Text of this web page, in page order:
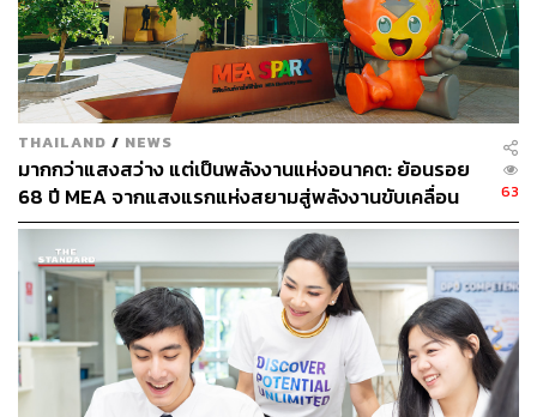
“ตลาดไทยมีความสำคัญที่สุดในภูมิภาคเอเชียตะวันออกเฉียง
ใต้ โดยเฉพาะแนวโน้มคอนเซปต์ด้านความงามของคนไทย
คล้ายคนเกาหลีมาก ตอนนี้ประเทศเกาหลีถือเป็น Hub ด้าน
ความงามของเอเชียไปแล้ว ดังนั้นประเทศไทยน่าจะเป็น Hub
ของเอเชียตะวันออกเฉียงใต้ได้ โดยยึดแนวทางเดียวกันใน
การพัฒนาตลาดเหมือนที่ประเทศเกาหลีเคยทำสำเร็จ
“นอกจากนั้นผมมองว่า แพทย์ไทยมีความเชี่ยวชาญอย่างมาก
ทั้งด้านเทคนิคและเรื่องของกายวิภาค เมื่อดูจากผลสำเร็จที่เอ
สเทค ฟาร์มา ทำให้แบรนด์สารลดเลือนริ้วรอย Aestox ขึ้น
อันดับ 1 ในตลาดได้อย่างรวดเร็ว ทำให้เชื่อมั่นว่า เอสเทค
ฟาร์มา จะสร้างการเติบโตในประเทศไทยให้เป็นไปตามเป้า
หมายที่วางไว้ร่วมกันได้”
THAILAND / NEWS
มากกว่าแสงสว่าง แต่เป็นพลังงานแห่งอนาคต: ย้อนรอย
68 ปี MEA จากแสงแรกแห่งสยามสู่พลังงานขับเคลื่อน
เมือง ผ่าน MEA SPARK
63